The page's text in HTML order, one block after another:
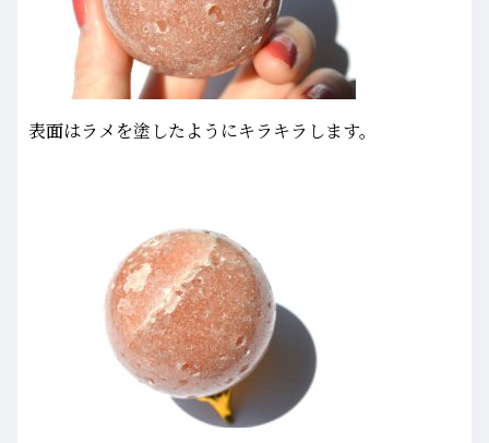
表面はラメを塗したようにキラキラします。